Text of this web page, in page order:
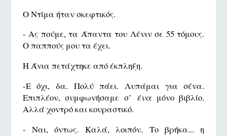
Ο Ντίμα ήταν σκεφτικός.
- Ας πούμε, τα Άπαντα του Λένιν σε 55 τόμους.
Ο παππούς μου τα έχει.
Η Άνια πετάχτηκε από έκπληξη.
-Ε όχι, δα. Πολύ πάει. Λυπάμαι για σένα.
Επιπλέον, συμφωνήσαμε σ’ έναμόνο βιβλίο.
Αλλά χοντρό και κουραστικό.
- Ναι, όντως. Καλά, λοιπόν. Το βρήκα... η